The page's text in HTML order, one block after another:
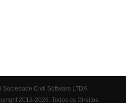
Sociedade Civil Software LTDA
2012-2026. Todos os Direitos